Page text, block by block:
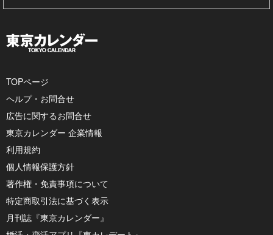
TOPページ
ヘルプ・お問合せ
広告に関するお問合せ
東京カレンダー 企業情報
利用規約
個人情報保護方針
著作権・免責事項について
特定商取引法に基づく表示
月刊誌『東京カレンダー』